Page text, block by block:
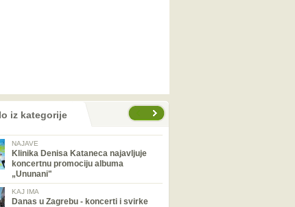
iz kategorije
NAJAVE
Klinika Denisa Kataneca najavljuje
koncertnu promociju albuma
„Ununani"
KAJ IMA
Danas u Zagrebu - koncerti i svirke